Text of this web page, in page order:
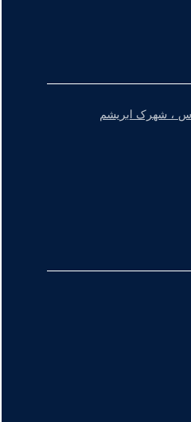
، شهرک ابریشم